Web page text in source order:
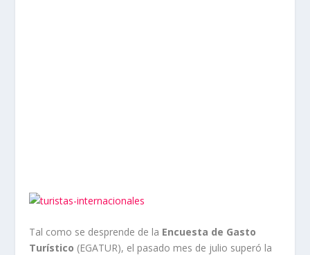
Tal como se desprende de la Encuesta de Gasto
Turístico (EGATUR), el pasado mes de julio superó la